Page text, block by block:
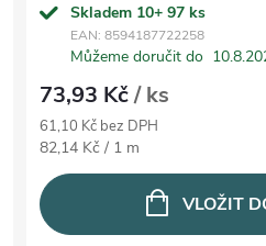
Skladem 10+ 97 ks
EAN: 8594187722258
Můžeme doručit do
73,93 Kč/ ks
61,10 Kč bez DPH
Měrná cena:
82,14 Kč / 1 m
VLOŽIT